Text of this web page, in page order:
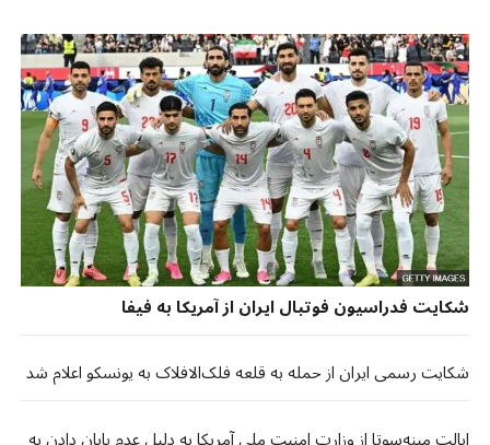
شکایت فدراسیون فوتبال ایران از آمریکا به فیفا
شکایت رسمی ایران از حمله به قلعه فلک‌الافلاک به یونسکو اعلام شد